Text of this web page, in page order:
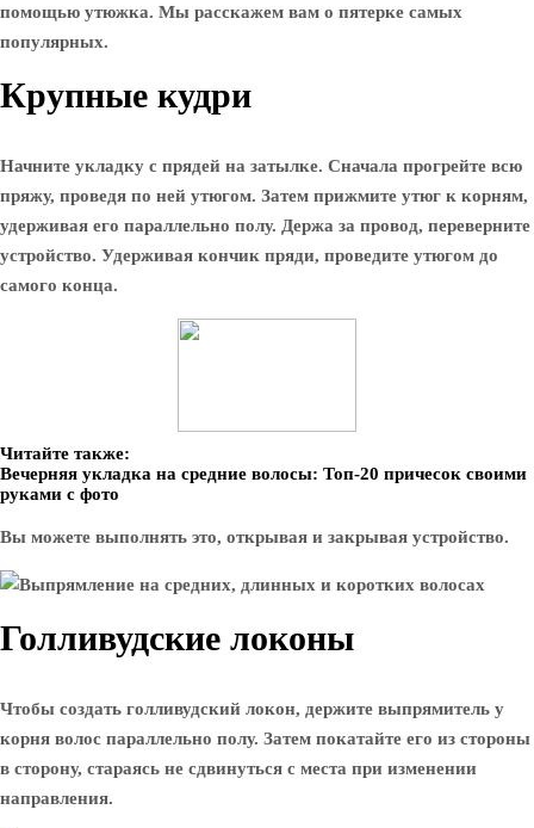
помощью утюжка. Мы расскажем вам о пятерке самых
популярных.
Крупные кудри
Начните укладку с прядей на затылке. Сначала прогрейте всю
пряжу, проведя по ней утюгом. Затем прижмите утюг к корням,
удерживая его параллельно полу. Держа за провод, переверните
устройство. Удерживая кончик пряди, проведите утюгом до
самого конца.
Читайте также:
Вечерняя укладка на средние волосы: Топ-20 причесок своими
руками с фото
Вы можете выполнять это, открывая и закрывая устройство.
Голливудские локоны
Чтобы создать голливудский локон, держите выпрямитель у
корня волос параллельно полу. Затем покатайте его из стороны
в сторону, стараясь не сдвинуться с места при изменении
направления.